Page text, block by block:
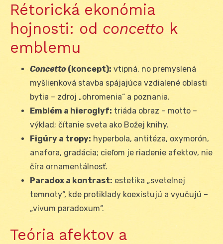
Rétorická ekonómia
hojnosti: od concetto k
emblemu
Concetto (koncept): vtipná, no premyslená
myšlienková stavba spájajúca vzdialené oblasti
bytia – zdroj „ohromenia“ a poznania.
Emblém a hieroglyf: triáda obraz – motto –
výklad; čítanie sveta ako Božej knihy.
Figúry a tropy: hyperbola, antitéza, oxymorón,
anafora, gradácia; cieľom je riadenie afektov, nie
číra ornamentálnosť.
Paradox a kontrast: estetika „svetelnej
temnoty“, kde protiklady koexistujú a vyučujú –
„vivum paradoxum“.
Teória afektov a